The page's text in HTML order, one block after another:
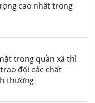
cao nhất trong
trong quần xã thì
đổi các chất
thường